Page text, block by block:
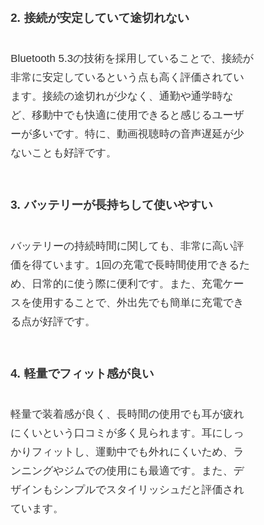
2. 接続が安定していて途切れない
Bluetooth 5.3の技術を採用していることで、接続が
非常に安定しているという点も高く評価されてい
ます。接続の途切れが少なく、通勤や通学時な
ど、移動中でも快適に使用できると感じるユーザ
ーが多いです。特に、動画視聴時の音声遅延が少
ないことも好評です。
3. バッテリーが長持ちして使いやすい
バッテリーの持続時間に関しても、非常に高い評
価を得ています。1回の充電で長時間使用できるた
め、日常的に使う際に便利です。また、充電ケー
スを使用することで、外出先でも簡単に充電でき
る点が好評です。
4. 軽量でフィット感が良い
軽量で装着感が良く、長時間の使用でも耳が疲れ
にくいという口コミが多く見られます。耳にしっ
かりフィットし、運動中でも外れにくいため、ラ
ンニングやジムでの使用にも最適です。また、デ
ザインもシンプルでスタイリッシュだと評価され
ています。